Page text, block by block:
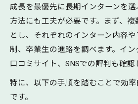
成長を最優先に長期インターンを
方法にも工夫が必要です。まず、
とし、それぞれのインターン内容
制、卒業生の進路を調べます。イン
口コミサイト、SNSでの評判も確認
特に、以下の手順を踏むことで効
です。